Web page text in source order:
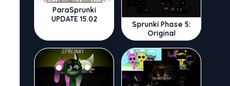
ParaSprunki
UPDATE 15.02
Sprunki Phase 5:
Original